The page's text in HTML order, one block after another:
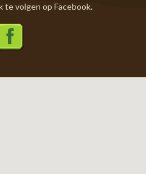
te volgen op Facebook.